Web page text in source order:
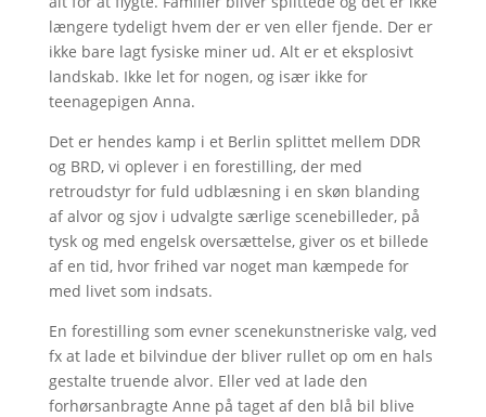
længere tydeligt hvem der er ven eller fjende. Der er
ikke bare lagt fysiske miner ud. Alt er et eksplosivt
landskab. Ikke let for nogen, og især ikke for
teenagepigen Anna.
Det er hendes kamp i et Berlin splittet mellem DDR
og BRD, vi oplever i en forestilling, der med
retroudstyr for fuld udblæsning i en skøn blanding
af alvor og sjov i udvalgte særlige scenebilleder, på
tysk og med engelsk oversættelse, giver os et billede
af en tid, hvor frihed var noget man kæmpede for
med livet som indsats.
En forestilling som evner scenekunstneriske valg, ved
fx at lade et bilvindue der bliver rullet op om en hals
gestalte truende alvor. Eller ved at lade den
forhørsanbragte Anne på taget af den blå bil blive